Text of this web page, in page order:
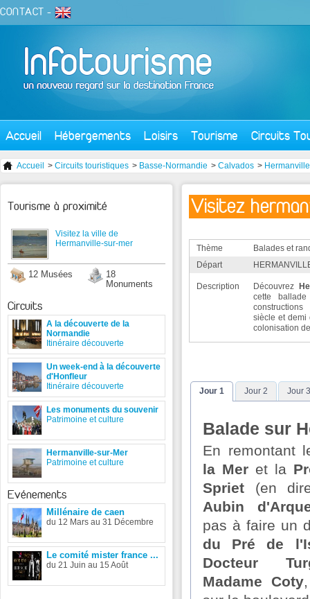
CONTACT -
Accueil Hébergements Loisirs Tourisme Circuits
Accueil > Circuits touristiques > Basse-Normandie > Calvados >
Visitez
Thème
Balades et
Départ
Description Découvrez
cette
siècle et demi
colonisation
Jour 1 Jour 2 Jour
Balade sur
En remontant
la Mer et la
Spriet (en
Aubin
pas à faire un
du Pré de
Docteur
Madame Coty
Tourisme à proximité
Visitez la ville de
Hermanville-sur-mer
12 Musées
18
Monuments
Circuits
A la découverte de la
Normandie
Itinéraire découverte
Un week-end à la découverte
d'Honfleur
Itinéraire découverte
Les monuments du souvenir
Patrimoine et culture
Hermanville-sur-Mer
Patrimoine et culture
Evénements
Millénaire de caen
du 12 Mars au 31 Décembre
Le comité mister france ...
du 21 Juin au 15 Août